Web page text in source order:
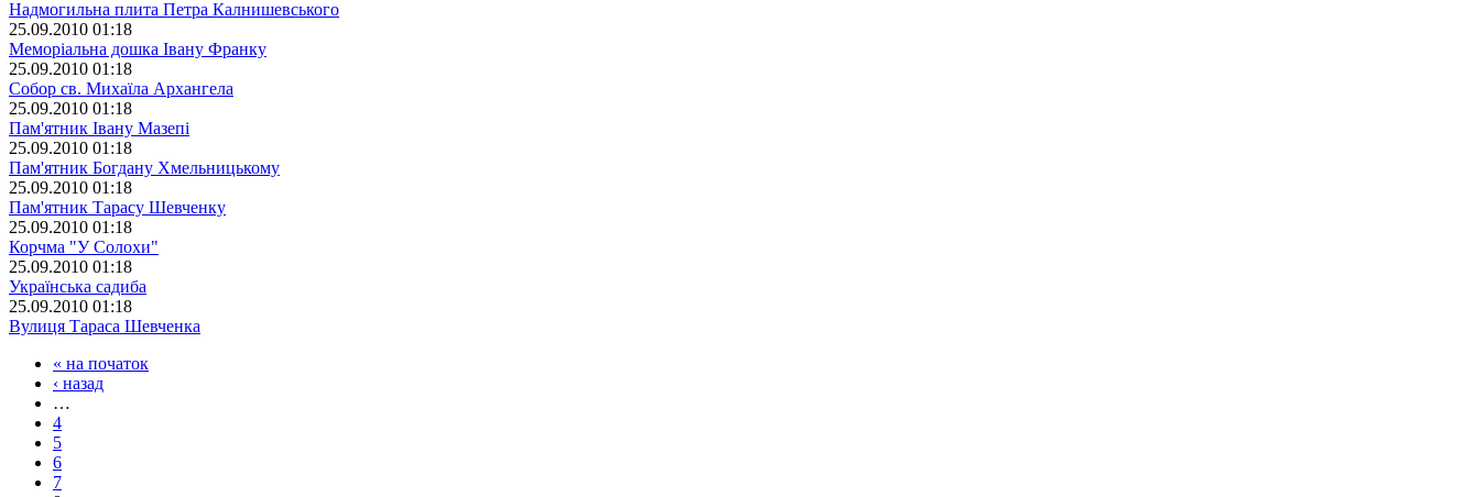
Надмогильна плита Петра Калнишевського
25.09.2010 01:18
Меморіальна дошка Івану Франку
25.09.2010 01:18
Собор св. Михаїла Архангела
25.09.2010 01:18
Пам'ятник Івану Мазепі
25.09.2010 01:18
Пам'ятник Богдану Хмельницькому
25.09.2010 01:18
Пам'ятник Тарасу Шевченку
25.09.2010 01:18
Корчма "У Солохи"
25.09.2010 01:18
Українська садиба
25.09.2010 01:18
Вулиця Тараса Шевченка
« на початок
‹ назад
…
4
5
6
7